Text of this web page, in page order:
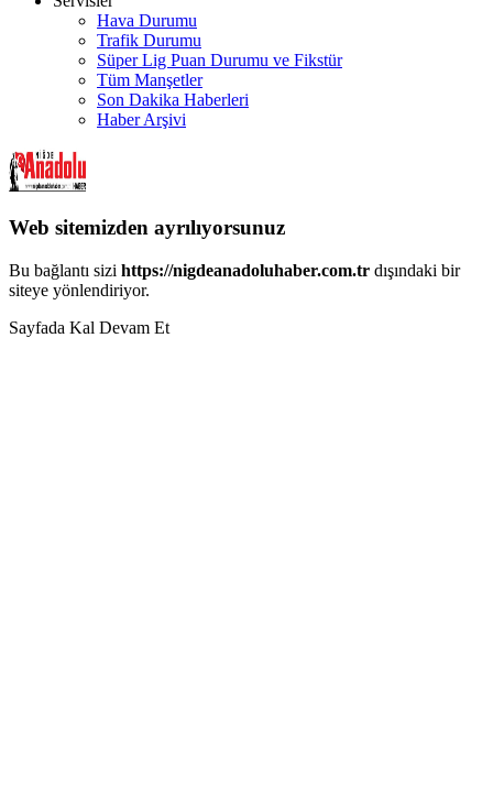
Hava Durumu
Trafik Durumu
Süper Lig Puan Durumu ve Fikstür
Tüm Manşetler
Son Dakika Haberleri
Haber Arşivi
Web sitemizden ayrılıyorsunuz
Bu bağlantı sizi https://nigdeanadoluhaber.com.tr dışındaki bir
siteye yönlendiriyor.
Sayfada Kal Devam Et